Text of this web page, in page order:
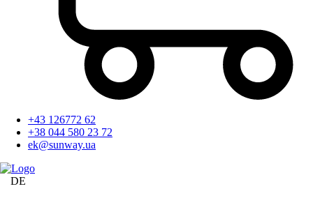
+43 126772 62
+38 044 580 23 72
ek@sunway.ua
DE